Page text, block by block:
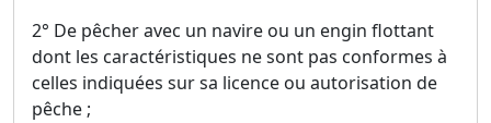
2° De pêcher avec un navire ou un engin flottant
dont les caractéristiques ne sont pas conformes à
celles indiquées sur sa licence ou autorisation de
pêche ;